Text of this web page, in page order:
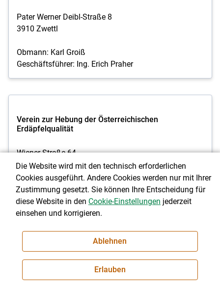
Pater Werner Deibl-Straße 8
3910 Zwettl
Obmann: Karl Groiß
Geschäftsführer: Ing. Erich Praher
Verein zur Hebung der Österreichischen
Erdäpfelqualität
Wiener Straße 64
3100 St. Pölten
Tel. 05 0259 22110
Fax: 05 0259 95 22110
Obmann: Edmund Rauchberger
Vereinigung der Pflanzenzüchter und
Die Website wird mit den technisch erforderlichen
Cookies ausgeführt. Andere Cookies werden nur mit Ihrer
Zustimmung gesetzt. Sie können Ihre Entscheidung für
diese Website in den Cookie-Einstellungen jederzeit
einsehen und korrigieren.
Ablehnen
Erlauben